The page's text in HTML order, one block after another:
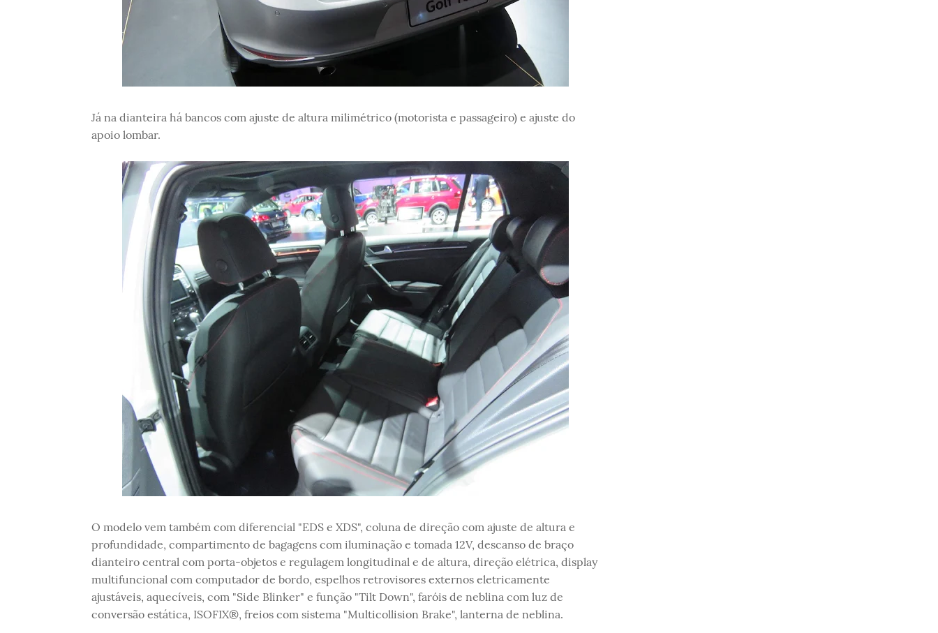
Já na dianteira há bancos com ajuste de altura milimétrico (motorista e passageiro) e ajuste do
apoio lombar.
O modelo vem também com diferencial "EDS e XDS", coluna de direção com ajuste de altura e
profundidade, compartimento de bagagens com iluminação e tomada 12V, descanso de braço
dianteiro central com porta-objetos e regulagem longitudinal e de altura, direção elétrica, display
multifuncional com computador de bordo, espelhos retrovisores externos eletricamente
ajustáveis, aquecíveis, com "Side Blinker" e função "Tilt Down", faróis de neblina com luz de
conversão estática, ISOFIX®, freios com sistema "Multicollision Brake", lanterna de neblina.